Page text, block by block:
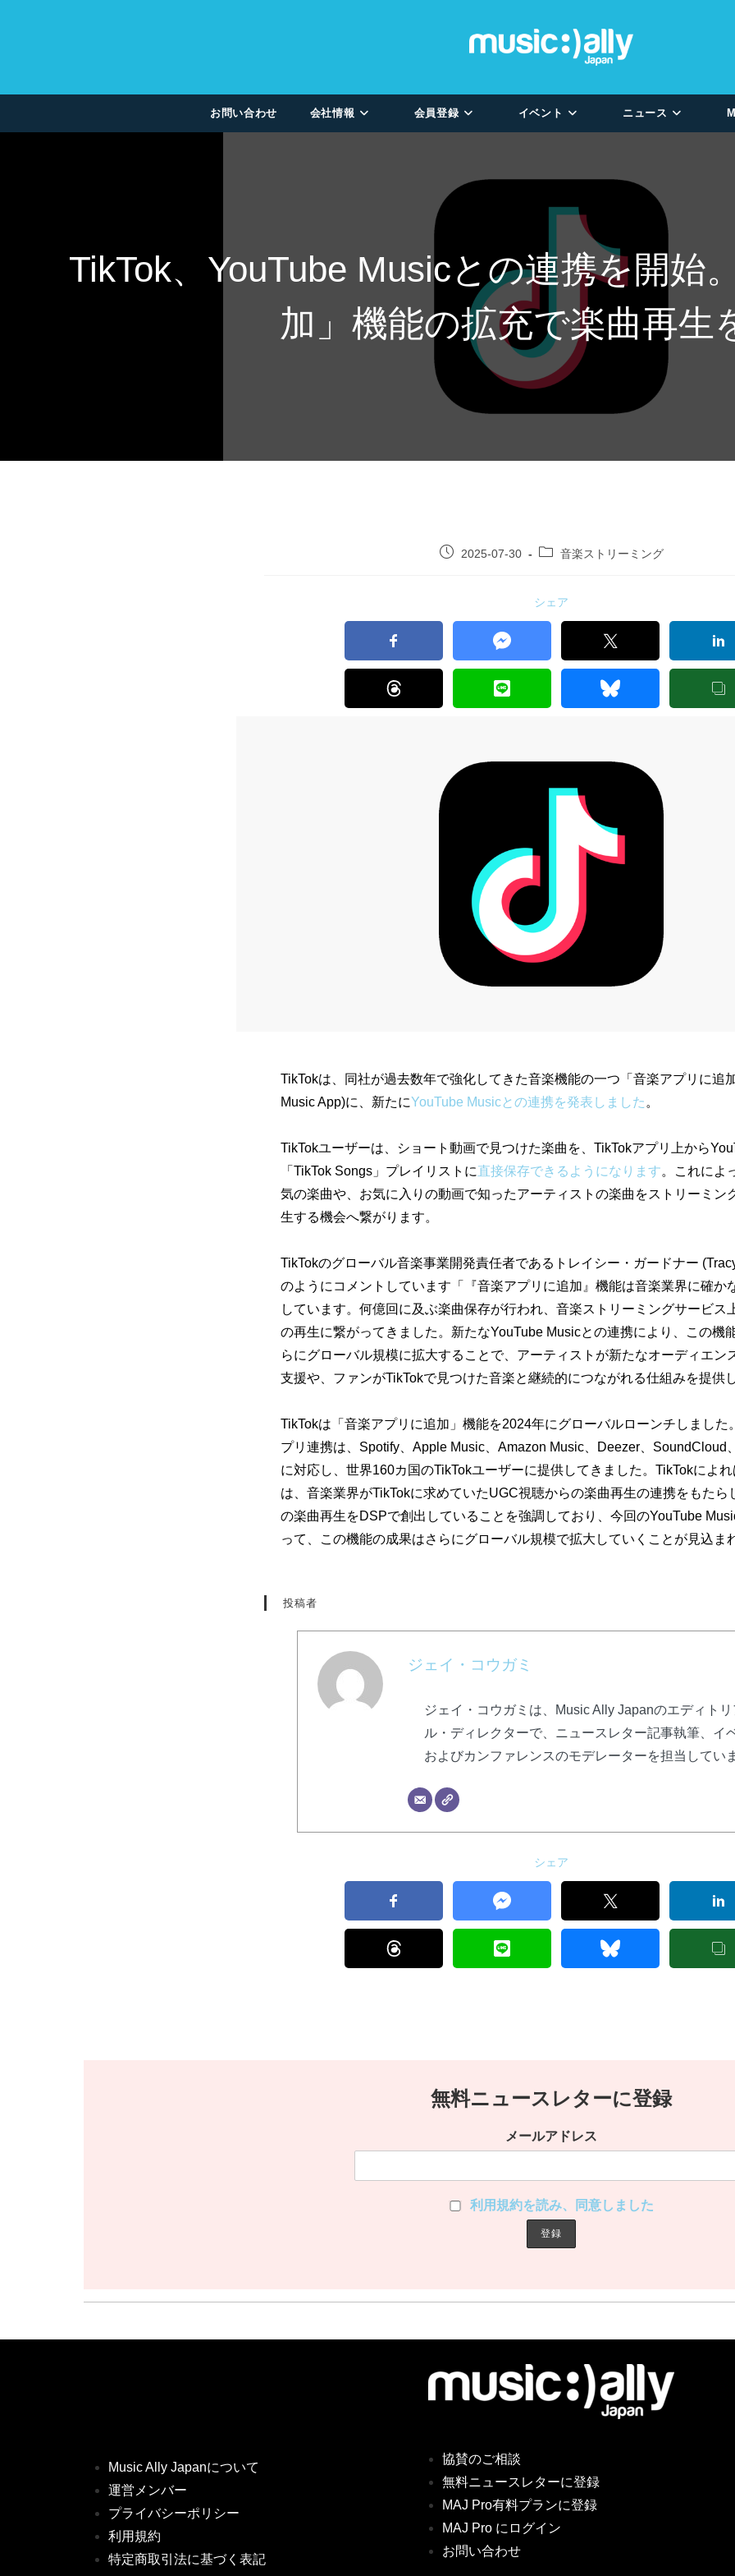
お問い合わせ 会社情報 会員登録 イベント ニュース
TikTok、YouTube Musicとの連携を開始
加」機能の拡充で楽曲再生
2025-07-30 音楽ストリーミング
シェア
TikTokは、同社が過去数年で強化してきた音楽機能の一つ「音楽アプリに追
Music App)に、新たにYouTube Musicとの連携を発表しました 。
TikTokユーザーは、ショート動画で見つけた楽曲を、TikTokアプリ上から
「TikTok Songs」プレイリストに直接保存できるようになります。これによ
気の楽曲や、お気に入りの動画で知ったアーティストの楽曲をストリーミン
生する機会へ繋がります。
TikTokのグローバル音楽事業開発責任者であるトレイシー・ガードナー
のようにコメントしています「『音楽アプリに追加』機能は音楽業界に確か
しています。何億回に及ぶ楽曲保存が行われ、音楽ストリーミングサービス
の再生に繋がってきました。新たなYouTube Musicとの連携により、この機
らにグローバル規模に拡大することで、アーティストが新たなオーディエン
支援や、ファンがTikTokで見つけた音楽と継続的につながれる仕組みを提供
TikTokは「音楽アプリに追加」機能を2024年にグローバルローンチしました
プリ連携は、Spotify、Apple Music、Amazon Music、Deezer、SoundCloud
に対応し、世界160カ国のTikTokユーザーに提供してきました。TikTokによ
は、音楽業界がTikTokに求めていたUGC視聴からの楽曲再生の連携をもたら
の楽曲再生をDSPで創出していることを強調しており、今回のYouTube
って、この機能の成果はさらにグローバル規模で拡大していくことが見込ま
投稿者
ジェイ・コウガミ
ジェイ・コウガミは、Music Ally Japanのエディトリ
ル・ディレクターで、ニュースレター記事執筆、イ
およびカンファレンスのモデレーターを担当してい
シェア
無料ニュースレターに登録
メールアドレス
利用規約を読み、同意しました
Music Ally Japanについて
運営メンバー
プライバシーポリシー
利用規約
特定商取引法に基づく表記
協賛のご相談
無料ニュースレターに登録
MAJ Pro有料プランに登録
MAJ Pro にログイン
お問い合わせ